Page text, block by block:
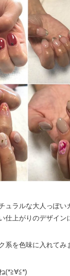
ュラルな大人っぽい
仕上がりのデザイン
系を色味に入れて
(*≧∀≦*)